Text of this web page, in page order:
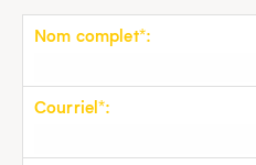
Nom complet*:
Courriel*: